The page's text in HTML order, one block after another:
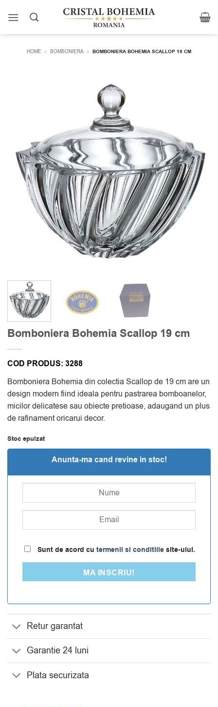
HOME » BOMBONIERA » BOMBONIERA BOHEMIA SCALLOP 19 CM
Bomboniera Bohemia Scallop 19 cm
COD PRODUS: 3288
Bomboniera Bohemia din colectia Scallop de 19 cm are un
design modern fiind ideala pentru pastrarea bomboanelor,
micilor delicatese sau obiecte pretioase, adaugand un plus
de rafinament oricarui decor.
Stoc epuizat
Anunta-ma cand revine in stoc!
Sunt de acord cu termenii si conditiilesite-ului.
MA INSCRIU!
Retur garantat
Garantie 24 luni
Plata securizata